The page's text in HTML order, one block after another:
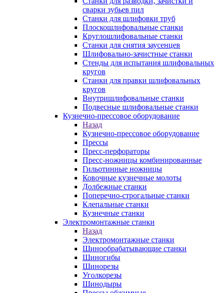
сварки зубьев пил
Станки для шлифовки труб
Плоскошлифовальные станки
Круглошлифовальные станки
Станки для снятия заусенцев
Шлифовально-зачистные станки
Стенды для испытания шлифовальных
кругов
Станки для правки шлифовальных
кругов
Внутришлифовальные станки
Подвесные шлифовальные станки
Кузнечно-прессовое оборудование
Назад
Кузнечно-прессовое оборудование
Прессы
Пресс-перфораторы
Пресс-ножницы комбинированные
Гильотинные ножницы
Ковочные кузнечные молоты
Долбежные станки
Поперечно-строгальные станки
Клепальные станки
Кузнечные станки
Электромонтажные станки
Назад
Электромонтажные станки
Шинообрабатывающие станки
Шиногибы
Шинорезы
Уголкорезы
Шинодыры